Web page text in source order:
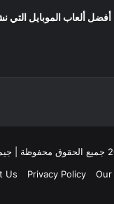
أفضل ألعاب الموبايل التي
Our
Privacy Policy
Us